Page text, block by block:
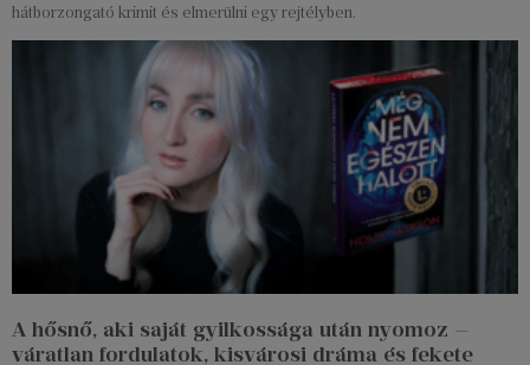
hátborzongató krimit és elmerülni egy rejtélyben.
A hősnő, aki saját gyilkossága után nyomoz —
váratlan fordulatok, kisvárosi dráma és fekete